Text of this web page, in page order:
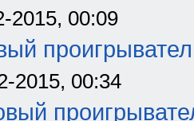
2015, 00:09
2015, 00:34